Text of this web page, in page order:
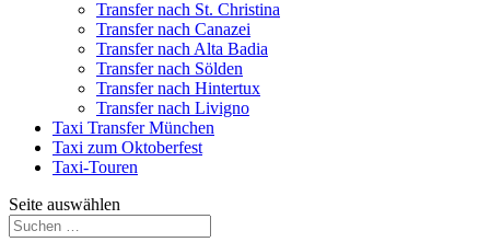
Transfer nach St. Christina
Transfer nach Canazei
Transfer nach Alta Badia
Transfer nach Sölden
Transfer nach Hintertux
Transfer nach Livigno
Taxi Transfer München
Taxi zum Oktoberfest
Taxi-Touren
Seite auswählen